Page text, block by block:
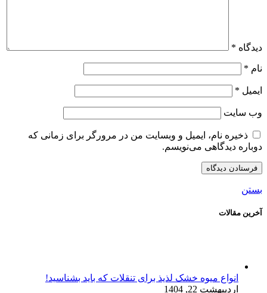
دیدگاه *
نام *
ایمیل *
وب‌ سایت
ذخیره نام، ایمیل و وبسایت من در مرورگر برای زمانی که
دوباره دیدگاهی می‌نویسم.
بستن
آخرین مقالات
انواع میوه خشک لذیذ برای تنقلات که باید بشناسید!
اردیبهشت 22, 1404